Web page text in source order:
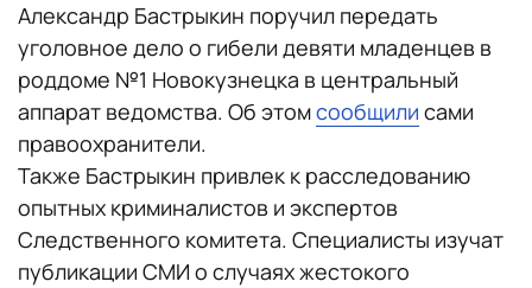
Александр Бастрыкин поручил передать
уголовное дело о гибели девяти младенцев в
роддоме №1 Новокузнецка в центральный
аппарат ведомства. Об этомсообщили сами
правоохранители.
Также Бастрыкин привлек к расследованию
опытных криминалистов и экспертов
Следственного комитета. Специалисты изучат
публикации СМИ о случаях жестокого